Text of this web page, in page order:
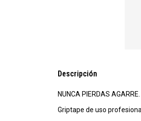
Descripción
NUNCA PIERDAS AGARRE.
Griptape de uso